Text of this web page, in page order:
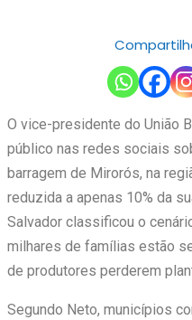
O vice-presidente do União
público nas redes sociais
barragem de Mirorós, na
reduzida a apenas 10% da
Salvador classificou o
milhares de famílias estão
de produtores perderem
Segundo Neto, municípios